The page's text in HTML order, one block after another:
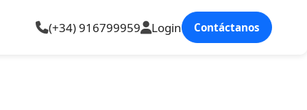
(+34) 916799959 Login Contáctanos